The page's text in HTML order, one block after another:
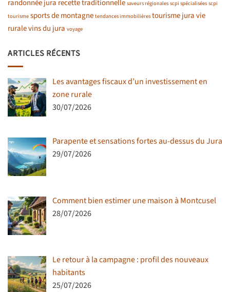
randonnée jura recette traditionnelle saveurs régionales scpi spécialisées scpi
tourisme sports de montagne tendances immobilières tourisme juravie
ruralevins du jura voyage
ARTICLES RÉCENTS
Les avantages fiscaux d’un investissement en
zone rurale
30/07/2026
Parapente et sensations fortes au-dessus du Jura
29/07/2026
Comment bien estimer une maison à Montcusel
28/07/2026
Le retour à la campagne : profil des nouveaux
habitants
25/07/2026